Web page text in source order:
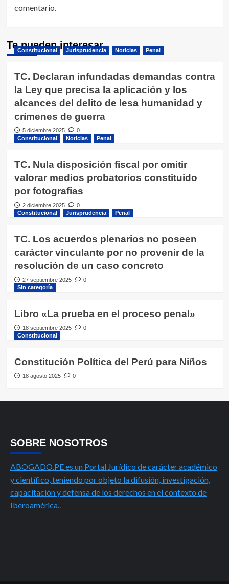
comentario.
Te pueden interesar
Constitucional Jurisprudencia Noticias Penal
TC. Declaran infundadas demandas contra
la Ley que precisa la aplicación y los
alcances del delito de lesa humanidad y
crímenes de guerra
5 diciembre 2025
0
Constitucional
Noticias Penal
TC. Nula disposición fiscal por omitir
valorar medios probatorios constituido
por fotografias
2 diciembre 2025
0
Constitucional
Jurisprudencia Penal
TC. Los acuerdos plenarios no poseen
carácter vinculante por no provenir de la
resolución de un caso concreto
27 septiembre 2025
0
Sin categoría
Libro «La prueba en el proceso penal»
18 septiembre 2025
0
Constitucional
Constitución Política del Perú para Niños
18 agosto 2025 0
SOBRE NOSOTROS
ABOGADO.PE es un Portal Jurídico de carácter académico
y científico, teniendo por objeto la difusión, investigación,
capacitación y defensa de los derechos en el contexto de
Iberoamérica..